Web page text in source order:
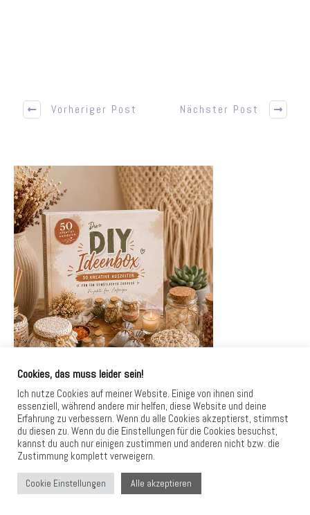
Vorheriger Post Nächster Post
Einfach natürlicher leben – ohne Stress und
komplizierte DIYs
Cookies, das muss leider sein!
Ich nutze Cookies auf meiner Website. Einige von ihnen sind
essenziell, während andere mir helfen, diese Website und deine
Erfahrung zu verbessern. Wenn du alle Cookies akzeptierst, stimmst
du diesen zu. Wenn du die Einstellungen für die Cookies besuchst,
kannst du auch nur einigen zustimmen und anderen nicht bzw. die
Zustimmung komplett verweigern.
Cookie Einstellungen Alle akzeptieren